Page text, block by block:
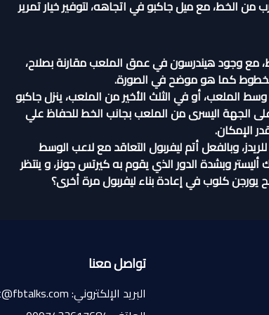
من الخط، مع ميل جاكبو في اتجاهه، لتوفير خيار تمرير
مع وجود هيندرسون في عمق الملعب مقارنة بصلاح،
كما هو موضح في الصورة.
الملعب، أو في الثلث الأخير من الملعب، ينزل جاكبو
الجهة اليسرى من الملعب بجانب الخط للحفاظ علي
الإمكان.
وبالفعل أتم ليفربول التعاقد مع لاعب الوسط
أليستر وبشدة الدور الذي يقوم به كيرتس جونز، و ينتظر
كلوب في إعادة بناء ليفربول مرة أخرى؟
تواصل معنا
البريد الإلكتروني: contact@fbtalks.com